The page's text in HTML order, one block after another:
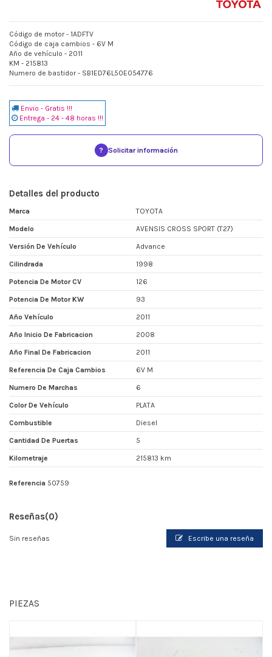
Código de motor - 1ADFTV
Código de caja cambios - 6V M
Año de vehículo - 2011
KM - 215813
Numero de bastidor - SB1ED76L50E054776
Envio - Gratis !!!
Entrega - 24 - 48 horas !!!
? Solicitar información
Detalles del producto
Marca TOYOTA
Modelo AVENSIS CROSS SPORT (T27)
Versión De Vehículo Advance
Cilindrada 1998
Potencia De Motor CV 126
Potencia De Motor KW 93
Año Vehículo 2011
Año Inicio De Fabricacion 2008
Año Final De Fabricacion 2011
Referencia De Caja Cambios 6V M
Numero De Marchas 6
Color De Vehículo PLATA
Combustible Diesel
Cantidad De Puertas 5
Kilometraje 215813 km
Referencia 50759
Reseñas(0)
Sin reseñas Escribe una reseña
PIEZAS